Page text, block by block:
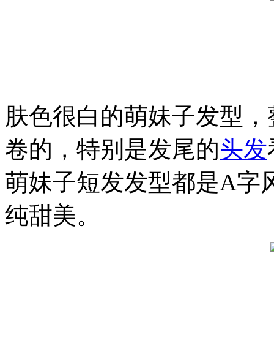
肤色很白的萌妹子发型
卷的，特别是发尾的头发
萌妹子短发发型都是A字
纯甜美。